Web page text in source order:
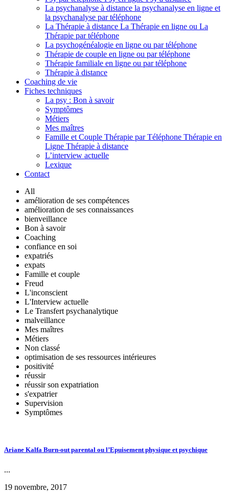
La psychanalyse à distance la psychanalyse en ligne et
la psychanalyse par téléphone
La Thérapie à distance La Thérapie en ligne ou La
Thérapie par téléphone
La psychogénéalogie en ligne ou par téléphone
Thérapie de couple en ligne ou par téléphone
Thérapie familiale en ligne ou par téléphone
Thérapie à distance
Coaching de vie
Fiches techniques
La psy : Bon à savoir
Symptômes
Métiers
Mes maîtres
Famille et Couple Thérapie par Téléphone Thérapie en
Ligne Thérapie à distance
L’interview actuelle
Lexique
Contact
All
amélioration de ses compétences
amélioration de ses connaissances
bienveillance
Bon à savoir
Coaching
confiance en soi
expatriés
expats
Famille et couple
Freud
L'inconscient
L'Interview actuelle
Le Transfert psychanalytique
malveillance
Mes maîtres
Métiers
Non classé
optimisation de ses ressources intérieures
positivité
réussir
réussir son expatriation
s'expatrier
Supervision
Symptômes
Ariane Kalfa Burn-out parental ou l’Epuisement physique et psychique
...
19 novembre, 2017